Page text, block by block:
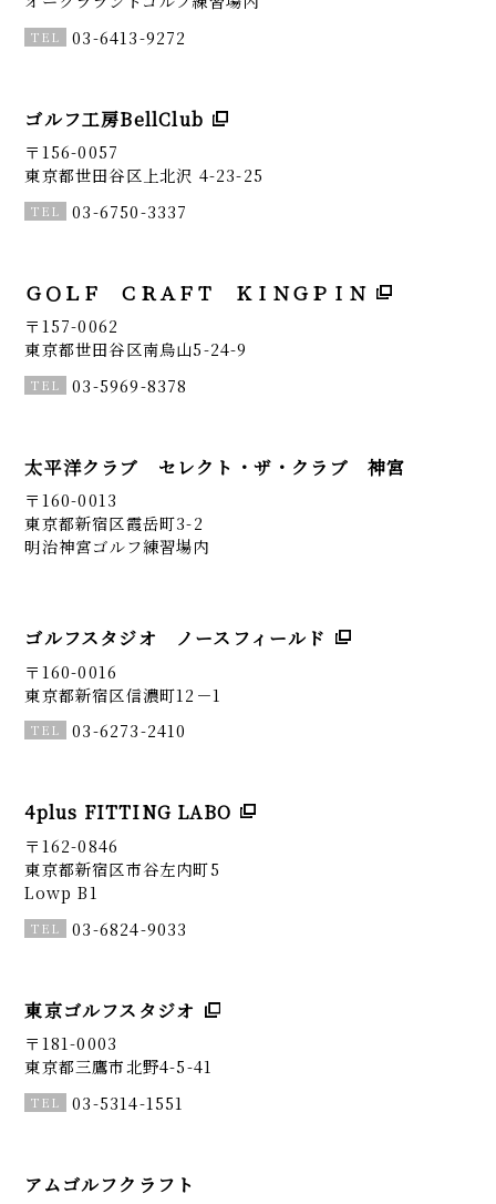
03-6413-9272
ゴルフ工房BellClub
〒156-0057
東京都世田谷区上北沢 4-23-25
03-6750-3337
ＧＯＬＦ ＣＲＡＦＴ ＫＩＮＧＰＩＮ
〒157-0062
東京都世田谷区南烏山5-24-9
03-5969-8378
太平洋クラブ セレクト・ザ・クラブ 神宮
〒160-0013
東京都新宿区霞岳町3-2
明治神宮ゴルフ練習場内
ゴルフスタジオ ノースフィールド
〒160-0016
東京都新宿区信濃町12－1
03-6273-2410
4plus FITTING LABO
〒162-0846
東京都新宿区市谷左内町5
Lowp B1
03-6824-9033
東京ゴルフスタジオ
〒181-0003
東京都三鷹市北野4-5-41
03-5314-1551
アムゴルフクラフト